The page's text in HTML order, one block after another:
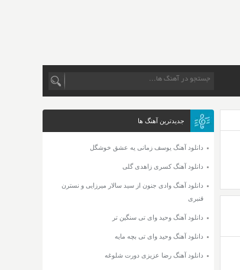
جدیدترین آهنگ ها
دانلود آهنگ یوسف زمانی یه عشق خوشگل
دانلود آهنگ کسری زاهدی گلی
دانلود آهنگ وادی جنون از سید سالار میرزایی و نسترن
قنبری
دانلود آهنگ وحید وای تی سنگین تر
دانلود آهنگ وحید وای تی بچه مایه
دانلود آهنگ رضا عزیزی دورت شلوغه